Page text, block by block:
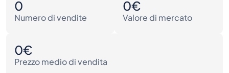
0
Numero di vendite
0€
Valore di mercato
0€
Prezzo medio di vendita